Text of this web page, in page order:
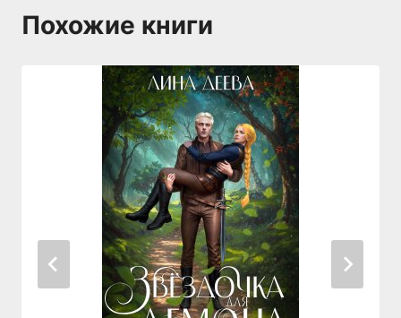
Похожие книги